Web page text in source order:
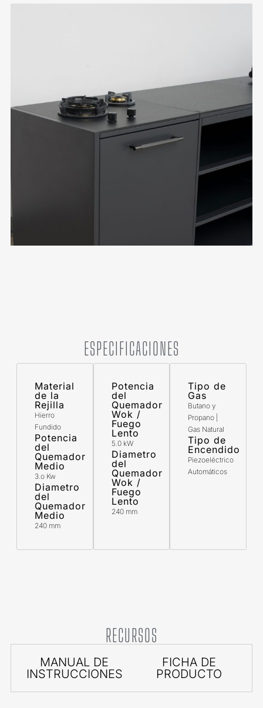
ESPECIFICACIONES
Material
de la
Rejilla
Hierro
Fundido
Potencia
del
Quemador
Medio
3.o Kw
Diametro
del
Quemador
Medio
240 mm
Potencia
del
Quemador
Wok /
Fuego
Lento
5.0 kW
Diametro
del
Quemador
Wok /
Fuego
Lento
240 mm
Tipo de
Gas
Butano y
Propano |
Gas Natural
Tipo de
Encendido
Piezoeléctrico
Automáticos
RECURSOS
MANUAL DE
INSTRUCCIONES
FICHA DE
PRODUCTO